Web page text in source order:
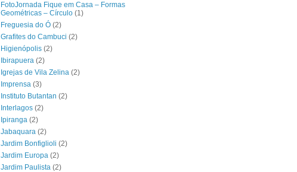
FotoJornada Fique em Casa – Formas
Geométricas – Círculo (1)
Freguesia do Ó (2)
Grafites do Cambuci (2)
Higienópolis (2)
Ibirapuera (2)
Igrejas de Vila Zelina (2)
Imprensa (3)
Instituto Butantan (2)
Interlagos (2)
Ipiranga (2)
Jabaquara (2)
Jardim Bonfiglioli (2)
Jardim Europa (2)
Jardim Paulista (2)